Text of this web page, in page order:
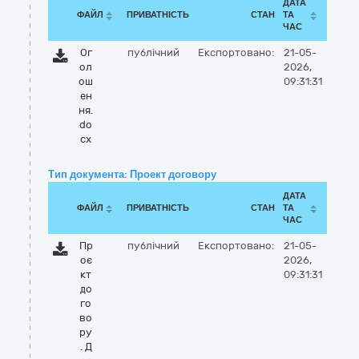
ФАЙЛ ПРИВАТНІСТЬ СТАН
ДАТА
ТА
ЧАС
Ог
ол
ош
ен
ня.
do
cx
публічний Експортовано:
21-05-
2026,
09:31:31
Тип документа: Проект договору
ФАЙЛ ПРИВАТНІСТЬ СТАН
ДАТА
ТА
ЧАС
Пр
оє
кт
до
го
во
ру
. Д
публічний Експортовано:
21-05-
2026,
09:31:31